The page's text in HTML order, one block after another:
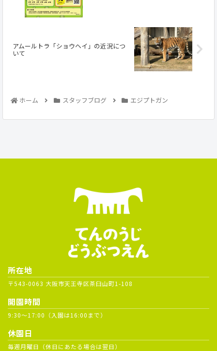
アムールトラ「ショウヘイ」の近況につ
いて
ホーム スタッフブログ エジプトガン
所在地
〒543-0063 大阪市天王寺区茶臼山町1-108
開園時間
9:30～17:00（入園は16:00まで）
休園日
毎週月曜日（休日にあたる場合は翌日）